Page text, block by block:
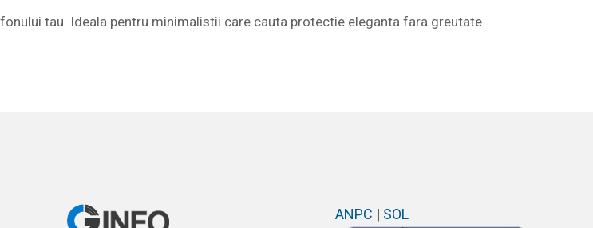
tau. Ideala pentru minimalistii care cauta protectie eleganta fara greutate
ANPC | SOL